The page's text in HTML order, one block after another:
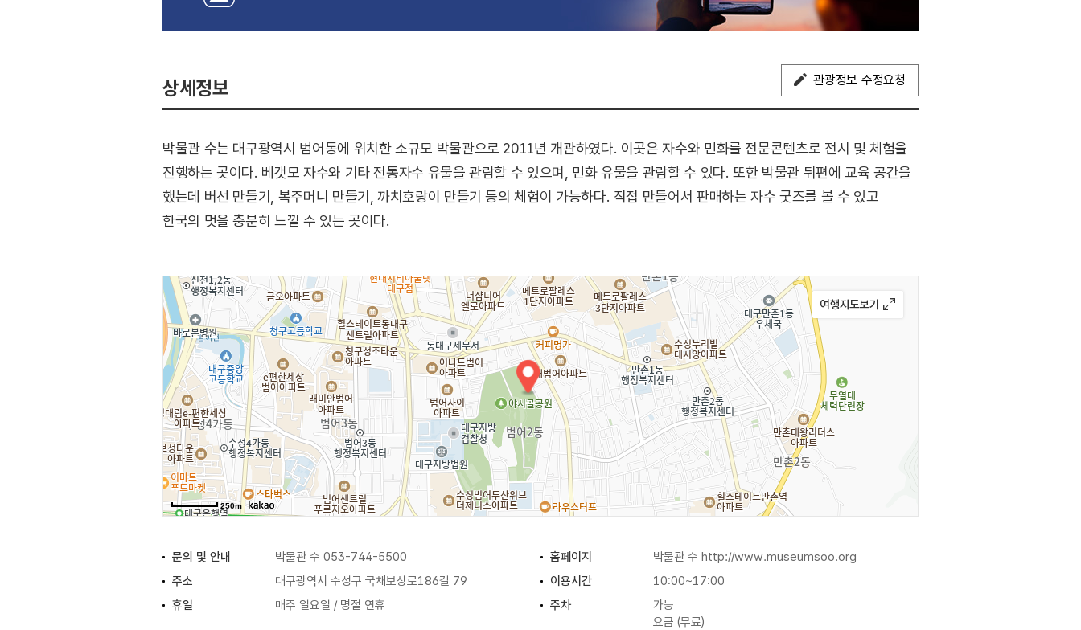
상세정보 관광정보 수정요청
박물관 수는 대구광역시 범어동에 위치한 소규모 박물관으로 2011년 개관하였다. 이곳은 자수와 민화를 전문콘텐츠로 전시 및 체험을
진행하는 곳이다. 베갯모 자수와 기타 전통자수 유물을 관람할 수 있으며, 민화 유물을 관람할 수 있다. 또한 박물관 뒤편에 교육 공간을
했는데 버선 만들기, 복주머니 만들기, 까치호랑이 만들기 등의 체험이 가능하다. 직접 만들어서 판매하는 자수 굿즈를 볼 수 있고
한국의 멋을 충분히 느낄 수 있는 곳이다.
250m
문의 및 안내 박물관 수 053-744-5500 홈페이지 박물관 수 http://www.museumsoo.org
주소
대구광역시 수성구 국채보상로186길 79 이용시간
10:00~17:00
휴일
매주 일요일 / 명절 연휴 주차
가능
요금 (무료)